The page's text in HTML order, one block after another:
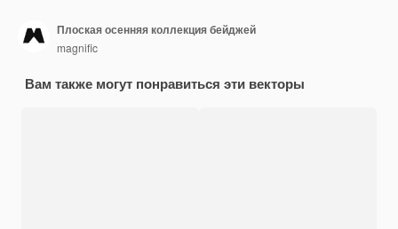
Плоская осенняя коллекция бейджей
magnific
Вам также могут понравиться эти векторы